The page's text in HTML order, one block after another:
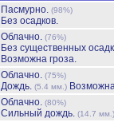
Пасмурно. (98%)
Без осадков.
Облачно. (76%)
Без существенных
Возможна гроза.
Облачно. (75%)
Дождь. (5.4 мм.)
Облачно. (80%)
Сильный дождь. (14.7 мм.)